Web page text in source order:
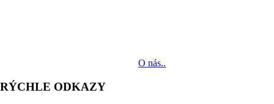
O nás..
RÝCHLE ODKAZY